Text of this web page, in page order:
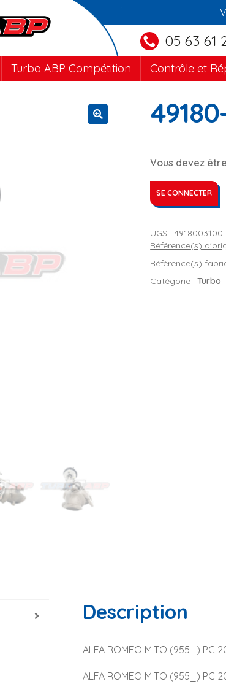
05 63 61
Turbo ABP Compétition Contrôle et
Vous devez
SE CONNECTER
UGS :4918003100
Référence(s)
Référence(s)
Catégorie :Turbo
Description
ALFA ROMEO MITO (955_) PC
ALFA ROMEO MITO (955_) PC